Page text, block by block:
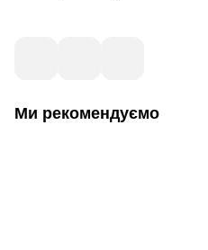
Ми рекомендуємо